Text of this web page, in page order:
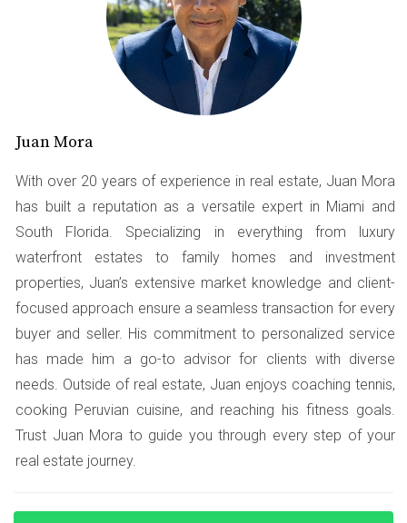
centro. El costo del alquiler era atractivo, pero pronto se
dieron cuenta de que los colegios cercanos no tenían
buenas calificaciones y las actividades para niños eran
limitadas. Su solución fue mudarse a un área más costosa
pero con mejores escuelas y parques. Aprendieron que
invertir en educación valía la pena.
Caso 2: El profesional soltero
Luego está el profesional soltero que trabajaba en el
centro de Miami. Alquilar un apartamento cerca de su
oficina parecía una buena idea hasta que los altos costos
le hicieron cambiar su rutina. Decidió mudarse a un
suburbio donde los precios eran más bajos. Sin embargo,
eso significó enfrentar largas horas de tráfico diario. Al
final, regresó al centro, valorando su tiempo sobre el
dinero ahorrado.
Caso 3: La pareja de jubilados
Por último, tenemos a una pareja de jubilados que
Juan Mora
With over 20 years of experience in real estate, Juan Mora
has built a reputation as a versatile expert in Miami and
South Florida. Specializing in everything from luxury
waterfront estates to family homes and investment
properties, Juan’s extensive market knowledge and client-
focused approach ensure a seamless transaction for every
buyer and seller. His commitment to personalized service
has made him a go-to advisor for clients with diverse
needs. Outside of real estate, Juan enjoys coaching tennis,
cooking Peruvian cuisine, and reaching his fitness goals.
Trust Juan Mora to guide you through every step of your
real estate journey.